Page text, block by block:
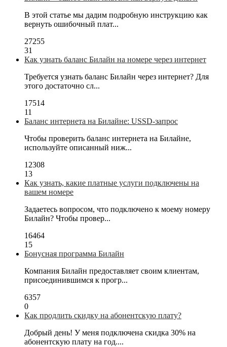
В этой статье мы дадим подробную инструкцию как
вернуть ошибочный плат...
27255
31
Как узнать баланс Билайн на номере через интернет
Требуется узнать баланс Билайн через интернет? Для
этого достаточно сл...
17514
11
Баланс интернета на Билайне: USSD-запрос
Чтобы проверить баланс интернета на Билайне,
используйте описанный ниж...
12308
13
Как узнать, какие платные услуги подключены на
вашем номере
Задаетесь вопросом, что подключено к моему номеру
Билайн? Чтобы провер...
16464
15
Бонусная программа Билайн
Компания Билайн предоставляет своим клиентам,
присоединившимся к прогр...
6357
0
Как продлить скидку на абонентскую плату?
Добрый день! У меня подключена скидка 30% на
абонентскую плату на год....